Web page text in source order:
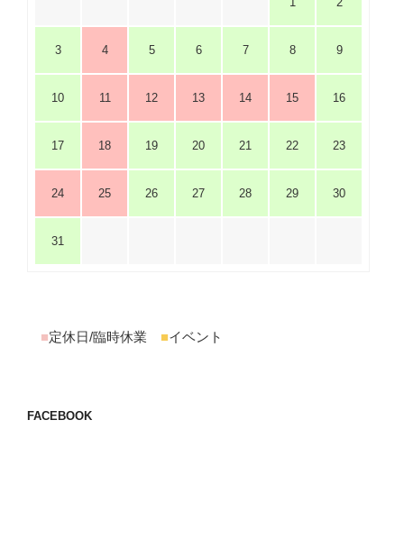
3 4 5 6 7 8 9
10 11 12 13 14 15 16
17 18 19 20 21 22 23
24 25 26 27 28 29 30
31
■定休日/臨時休業 ■イベント
FACEBOOK